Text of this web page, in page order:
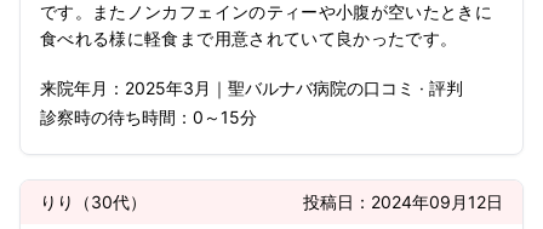
です。またノンカフェインのティーや小腹が空いたときに
食べれる様に軽食まで用意されていて良かったです。
来院年月： 2025年3月 ｜ 聖バルナバ病院の口コミ · 評判
診察時の待ち時間： 0～15分
りり （30代） 投稿日： 2024年09月12日